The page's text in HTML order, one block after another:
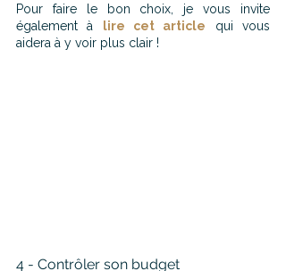
Pour faire le bon choix, je vous invite
également à lire cet article
qui vous
aidera à y voir plus clair !
4 - Contrôler son budget